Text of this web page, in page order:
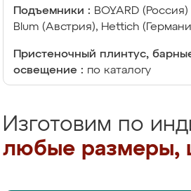
Подъемники : BOYARD
Blum (Австрия), Hettich
Пристеночный плинтус,
освещение : по каталогу
Изготовим по
любые размеры,